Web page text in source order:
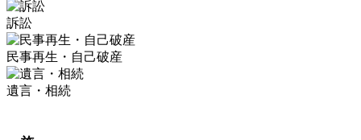
訴訟
民事再生・自己破産
遺言・相続